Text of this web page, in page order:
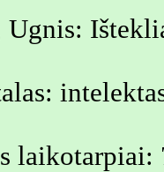
Ugnis:
laikotarpiai: